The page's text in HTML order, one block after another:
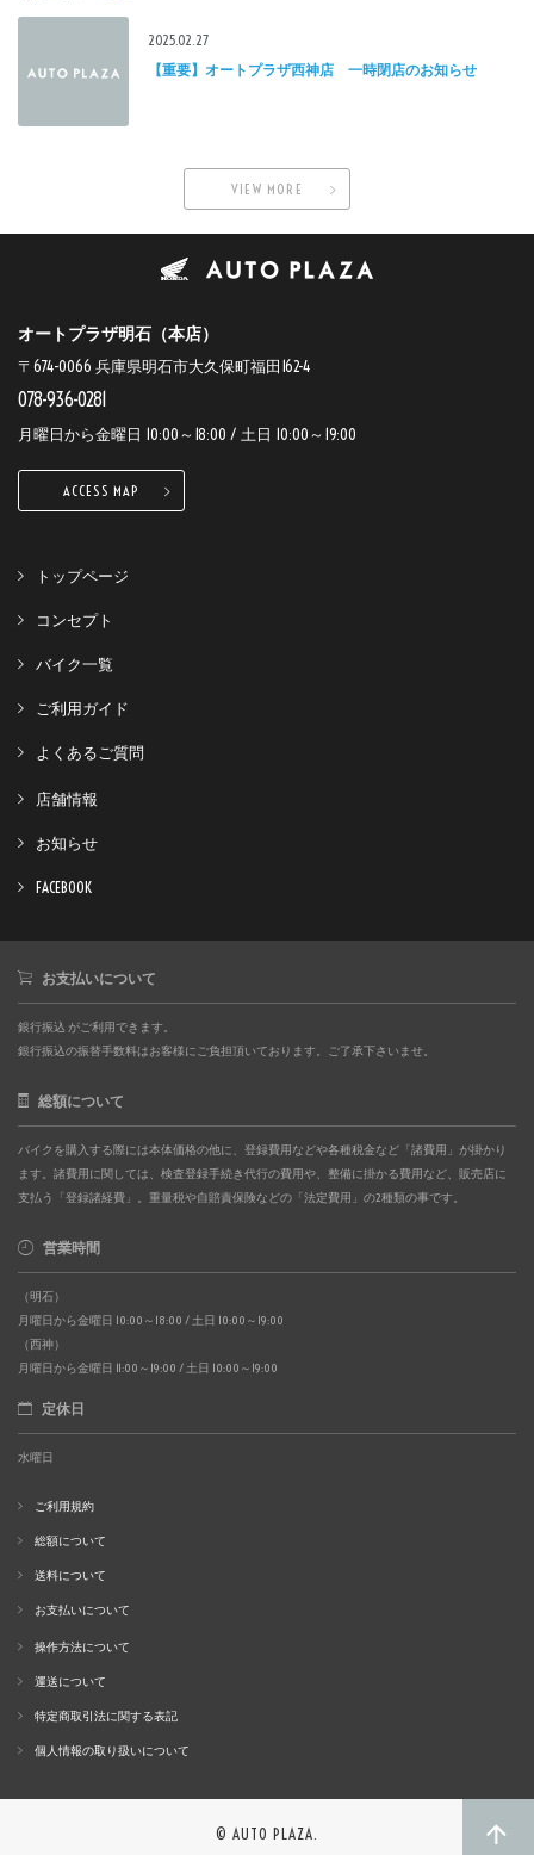
2025.02.27
【重要】オートプラザ西神店 一時閉店のお知らせ
VIEW MORE
オートプラザ明石（本店）
〒674-0066 兵庫県明石市大久保町福田162-4
078-936-0281
月曜日から金曜日 10:00～18:00 / 土日 10:00～19:00
ACCESS MAP
トップページ
コンセプト
バイク一覧
ご利用ガイド
よくあるご質問
店舗情報
お知らせ
FACEBOOK
お支払いについて
銀行振込 がご利用できます。
銀行振込の振替手数料はお客様にご負担頂いております。ご了承下さいませ。
総額について
バイクを購入する際には本体価格の他に、登録費用などや各種税金など「諸費用」が掛かり
ます。諸費用に関しては、検査登録手続き代行の費用や、整備に掛かる費用など、販売店に
支払う「登録諸経費」。重量税や自賠責保険などの「法定費用」の2種類の事です。
営業時間
（明石）
月曜日から金曜日 10:00～18:00 / 土日 10:00～19:00
（西神）
月曜日から金曜日 11:00～19:00 / 土日 10:00～19:00
定休日
水曜日
ご利用規約
総額について
送料について
お支払いについて
操作方法について
運送について
特定商取引法に関する表記
個人情報の取り扱いについて
© AUTO PLAZA.